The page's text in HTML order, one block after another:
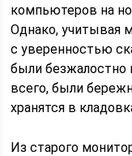
компьютеров на
Однако, учитывая
с уверенностью
были
всего, были
хранятся в
Из старого